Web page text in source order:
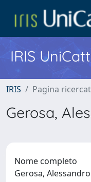
IRIS UniCatt
IRIS Pagina
Gerosa,
Nome completo
Gerosa, Alessandro